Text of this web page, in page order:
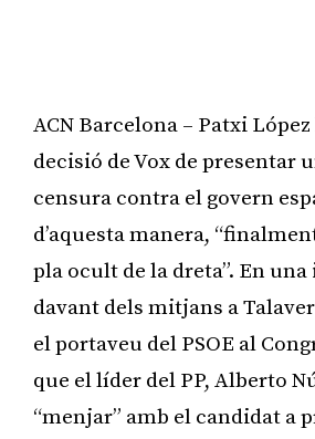
ACN Barcelona – Patxi
decisió de Vox de presentar
censura contra el govern
d’aquesta manera,
pla ocult de la dreta”. En
davant dels mitjans a
el portaveu del PSOE al
que el líder del PP, Alberto
“menjar” amb el candidat a